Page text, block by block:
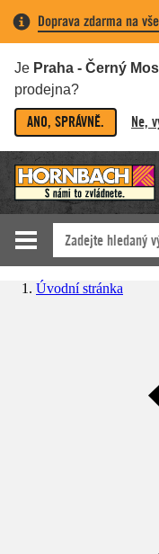
Doprava zdarma na
Je Praha - Černý
prodejna?
ANO, SPRÁVNĚ. Ne,
Úvodní stránka